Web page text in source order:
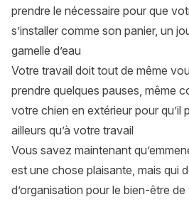
prendre le nécessaire pour que
s’installer comme son panier, un
gamelle d’eau
Votre travail doit tout de même
prendre quelques pauses, même
votre chien en extérieur pour qu’il
ailleurs qu’à votre travail
Vous savez maintenant
est une chose plaisante, mais qui
d’organisation pour le bien-être